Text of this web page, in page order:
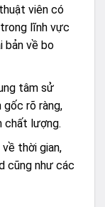
viên có
lĩnh vực
bản về bo
tâm sử
gốc rõ ràng,
chất lượng.
thời gian,
cũng như các